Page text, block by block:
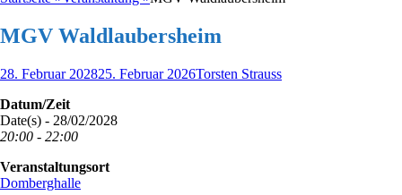
MGV Waldlaubersheim
Veröffentlicht
28. Februar 202825. Februar 2026Autor
Torsten Strauss
Datum/Zeit
Date(s) - 28/02/2028
20:00 - 22:00
Veranstaltungsort
Domberghalle